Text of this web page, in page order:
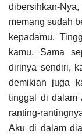
dibersihkan-
memang sudah
kepadamu.
kamu. Sama
dirinya sendiri,
demikian juga
tinggal di dalam
ranting-
Aku di dalam